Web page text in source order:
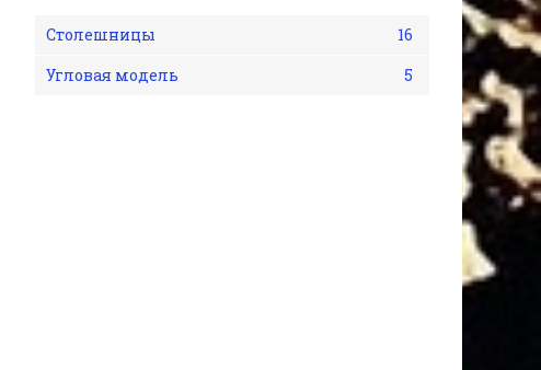
Столешницы
16
Угловая модель
5